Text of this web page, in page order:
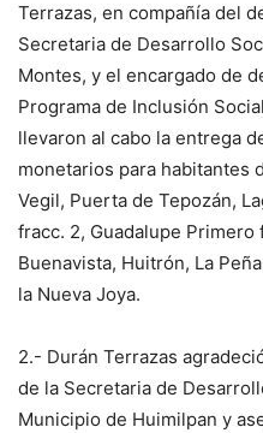
Terrazas, en compañía del
Secretaria de Desarrollo
Montes, y el encargado de
Programa de Inclusión
llevaron al cabo la entrega
monetarios para habitantes
Vegil, Puerta de Tepozán,
fracc. 2, Guadalupe Primero
Buenavista, Huitrón, La
la Nueva Joya.
2.- Durán Terrazas
de la Secretaria de
Municipio de Huimilpan y